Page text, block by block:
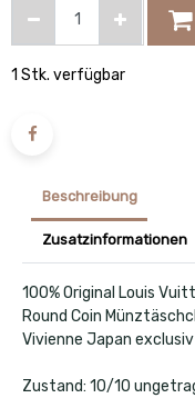
1 Stk. verfügbar
Beschreibung
Zusatzinformationen
100% Original Louis
Round Coin
Vivienne Japan exclusiv
Zustand: 10/10